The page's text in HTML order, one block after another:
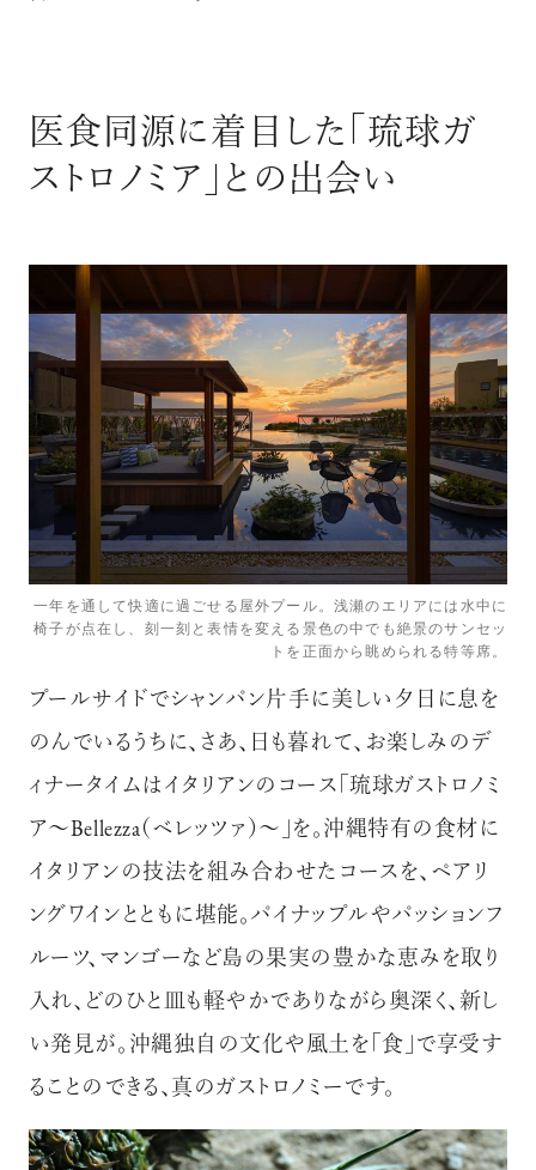
医食同源に着目した「琉球ガ
ストロノミア」との出会い
一年を通して快適に過ごせる屋外プール。浅瀬のエリアには水中に
椅子が点在し、刻一刻と表情を変える景色の中でも絶景のサンセッ
トを正面から眺められる特等席。
プールサイドでシャンパン片手に美しい夕日に息を
のんでいるうちに、さあ、日も暮れて、お楽しみのデ
ィナータイムはイタリアンのコース「琉球ガストロノミ
ア～Bellezza（ベレッツァ）～」を。沖縄特有の食材に
イタリアンの技法を組み合わせたコースを、ペアリ
ングワインとともに堪能。パイナップルやパッションフ
ルーツ、マンゴーなど島の果実の豊かな恵みを取り
入れ、どのひと皿も軽やかでありながら奥深く、新し
い発見が。沖縄独自の文化や風土を「食」で享受す
ることのできる、真のガストロノミーです。